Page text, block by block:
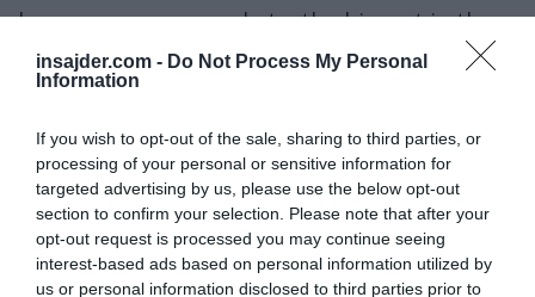
insajder.com - Do Not Process My Personal
Information
If you wish to opt-out of the sale, sharing to third parties, or
processing of your personal or sensitive information for
targeted advertising by us, please use the below opt-out
section to confirm your selection. Please note that after your
opt-out request is processed you may continue seeing
interest-based ads based on personal information utilized by
us or personal information disclosed to third parties prior to
luxury consumer market – the biggest in the
world.https://t.co/pSHTZz9FGV
pic.twitter.com/BGNMr4ODTo
— 凯王 Kai Wong (@Kai_Wong_CN)April 14, 2025
Tovarniški delavci razkrivajo pogodbena
naročila, delijo fotografije in posnetke velikih
proizvodnih serij z ameriškimi blagovnimi
znamkami - in nato pokažejo, kako nizki so